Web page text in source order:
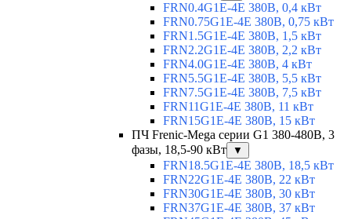
FRN0.4G1E-4E 380В, 0,4 кВт
FRN0.75G1E-4E 380В, 0,75 кВт
FRN1.5G1E-4E 380В, 1,5 кВт
FRN2.2G1E-4E 380В, 2,2 кВт
FRN4.0G1E-4E 380В, 4 кВт
FRN5.5G1E-4E 380В, 5,5 кВт
FRN7.5G1E-4E 380В, 7,5 кВт
FRN11G1E-4E 380В, 11 кВт
FRN15G1E-4E 380В, 15 кВт
ПЧ Frenic-Mega серии G1 380-480В, 3
фазы, 18,5-90 кВт
▼
FRN18.5G1E-4E 380В, 18,5 кВт
FRN22G1E-4E 380В, 22 кВт
FRN30G1E-4E 380В, 30 кВт
FRN37G1E-4E 380В, 37 кВт